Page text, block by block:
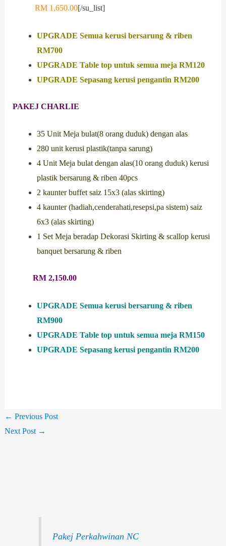
RM 1,650.00[/su_list]
UPGRADE Semua kerusi bersarung & riben
RM700
UPGRADE Table top untuk semua meja RM120
UPGRADE Sepasang kerusi pengantin RM200
PAKEJ CHARLIE
35 Unit Meja bulat(8 orang duduk) dengan alas
280 unit kerusi plastik(tanpa sarung)
4 Unit Meja bulat dengan alas(10 orang duduk) kerusi
plastik bersarung & riben 40pcs
2 kaunter buffet saiz 15x3 (alas skirting)
4 kaunter (hadiah,cenderahati,resepsi,pa sistem) saiz
6x3 (alas skirting)
1 Set Meja beradap Dekorasi Skirting & scallop kerusi
banquet bersarung & riben
RM 2,150.00
UPGRADE Semua kerusi bersarung & riben
RM900
UPGRADE Table top untuk semua meja RM150
UPGRADE Sepasang kerusi pengantin RM200
← Previous Post
Next Post →
Pakej Perkahwinan NC